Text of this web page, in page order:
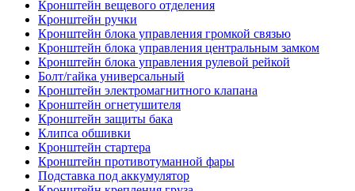
Кронштейн вещевого отделения
Кронштейн ручки
Кронштейн блока управления громкой связью
Кронштейн блока управления центральным замком
Кронштейн блока управления рулевой рейкой
Болт/гайка универсальный
Кронштейн электромагнитного клапана
Кронштейн огнетушителя
Кронштейн защиты бака
Клипса обшивки
Кронштейн стартера
Кронштейн противотуманной фары
Подставка под аккумулятор